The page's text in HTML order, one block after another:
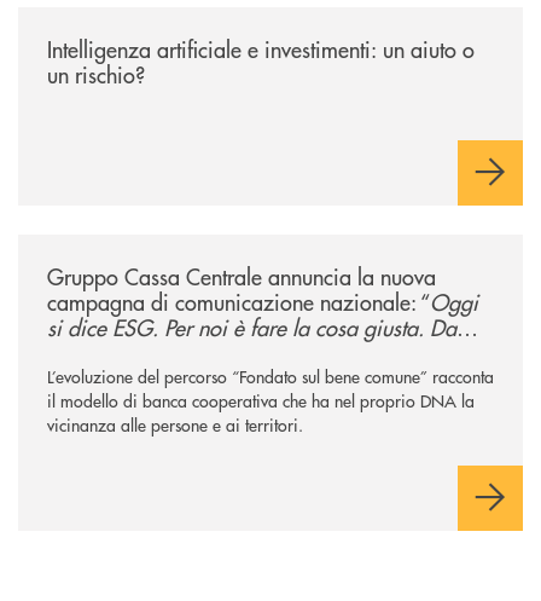
Intelligenza artificiale e investimenti: un aiuto o
un rischio?
Gruppo Cassa Centrale annuncia la nuova
campagna di comunicazione nazionale: “Oggi
si dice ESG. Per noi è fare la cosa giusta. Da
L’evoluzione del percorso “Fondato sul bene comune” racconta
il modello di banca cooperativa che ha nel proprio DNA la
vicinanza alle persone e ai territori.